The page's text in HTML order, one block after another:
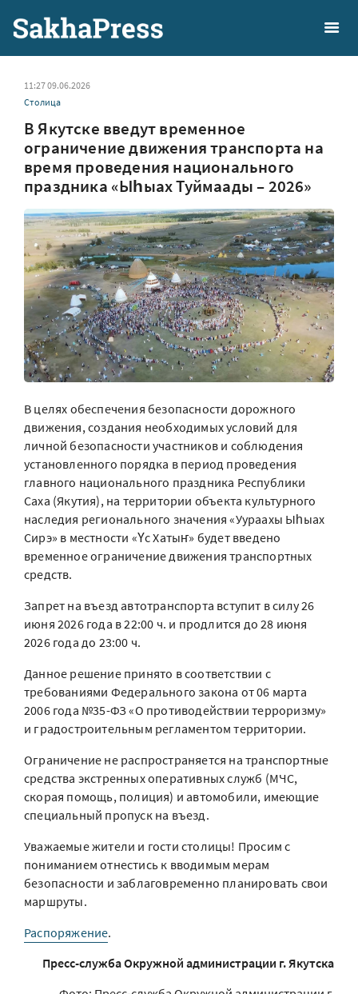
11:27 09.06.2026
Столица
В Якутске введут временное
ограничение движения транспорта на
время проведения национального
праздника «Ыһыах Туймаады – 2026»
В целях обеспечения безопасности дорожного
движения, создания необходимых условий для
личной безопасности участников и соблюдения
установленного порядка в период проведения
главного национального праздника Республики
Саха (Якутия), на территории объекта культурного
наследия регионального значения «Уураахы Ыһыах
Сирэ» в местности «Үс Хатыҥ» будет введено
временное ограничение движения транспортных
средств.
Запрет на въезд автотранспорта вступит в силу 26
июня 2026 года в 22:00 ч. и продлится до 28 июня
2026 года до 23:00 ч.
Данное решение принято в соответствии с
требованиями Федерального закона от 06 марта
2006 года №35-ФЗ «О противодействии терроризму»
и градостроительным регламентом территории.
Ограничение не распространяется на транспортные
средства экстренных оперативных служб (МЧС,
скорая помощь, полиция) и автомобили, имеющие
специальный пропуск на въезд.
Уважаемые жители и гости столицы! Просим с
пониманием отнестись к вводимым мерам
безопасности и заблаговременно планировать свои
маршруты.
Распоряжение.
Пресс-служба Окружной администрации г. Якутска